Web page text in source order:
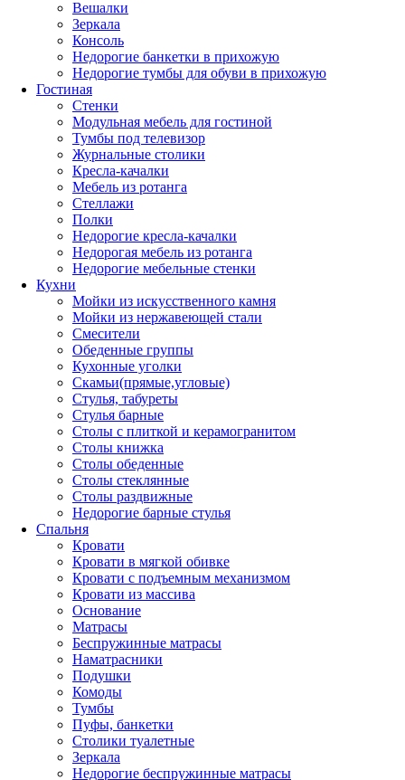
Вешалки
Зеркала
Консоль
Недорогие банкетки в прихожую
Недорогие тумбы для обуви в прихожую
Гостиная
Стенки
Модульная мебель для гостиной
Тумбы под телевизор
Журнальные столики
Кресла-качалки
Мебель из ротанга
Стеллажи
Полки
Недорогие кресла-качалки
Недорогая мебель из ротанга
Недорогие мебельные стенки
Кухни
Мойки из искусственного камня
Мойки из нержавеющей стали
Смесители
Обеденные группы
Кухонные уголки
Скамьи(прямые,угловые)
Стулья, табуреты
Стулья барные
Столы с плиткой и керамогранитом
Столы книжка
Столы обеденные
Столы стеклянные
Столы раздвижные
Недорогие барные стулья
Спальня
Кровати
Кровати в мягкой обивке
Кровати с подъемным механизмом
Кровати из массива
Основание
Матрасы
Беспружинные матрасы
Наматрасники
Подушки
Комоды
Тумбы
Пуфы, банкетки
Столики туалетные
Зеркала
Недорогие беспружинные матрасы